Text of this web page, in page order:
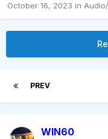
October 16, 2023 in
PREV
WIN60